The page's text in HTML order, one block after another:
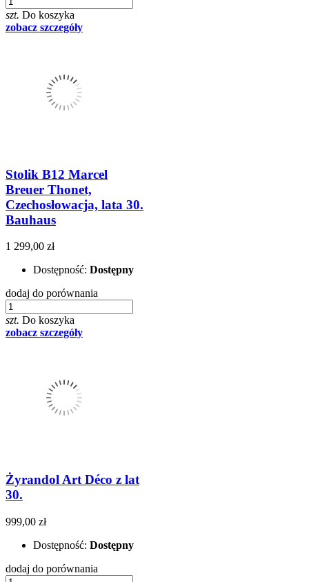
szt. Do koszyka
zobacz szczegóły
Stolik B12 Marcel
Breuer Thonet,
Czechosłowacja, lata 30.
Bauhaus
1 299,00 zł
Dostępność: Dostępny
dodaj do porównania
szt. Do koszyka
zobacz szczegóły
Żyrandol Art Déco z lat
30.
999,00 zł
Dostępność: Dostępny
dodaj do porównania